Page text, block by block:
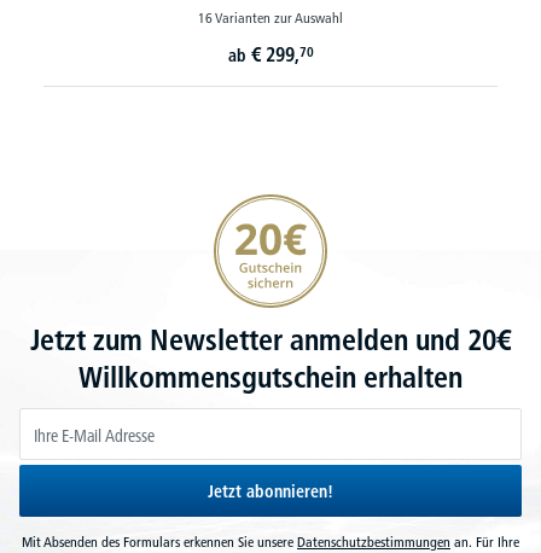
16 Varianten zur Auswahl
ab € 299,70
20€ Gutschein sichern
Jetzt zum Newsletter anmelden und 20€
Willkommensgutschein erhalten
Jetzt abonnieren!
Mit Absenden des Formulars erkennen Sie unsere Datenschutzbestimmungen an. Für Ihre